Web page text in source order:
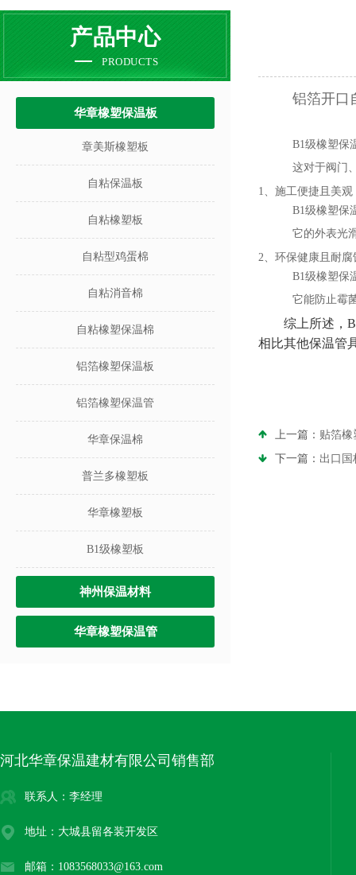
产品中心
PRODUCTS
华章橡塑保温板
章美斯橡塑板
自粘保温板
自粘橡塑板
自粘型鸡蛋棉
自粘消音棉
自粘橡塑保温棉
铝箔橡塑保温板
铝箔橡塑保温管
华章保温棉
普兰多橡塑板
华章橡塑板
B1级橡塑板
神州保温材料
华章橡塑保温管
铝箔开口
B1级橡塑保
这对于阀门
1、施工便捷且美观
B1级橡塑保
它的外表光
2、环保健康且耐腐
B1级橡塑保
它能防止霉
综上所述，
相比其他保温管
上一篇： 贴箔橡
下一篇： 出口国
河北华章保温建材有限公司销售部
联系人：李经理
地址：大城县留各装开发区
邮箱：1083568033@163.com